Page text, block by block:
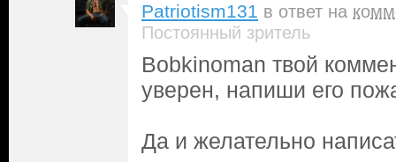
Patriotism131 в ответ на
Постоянный зритель
Bobkinoman твой
уверен, напиши его
Да и желательно